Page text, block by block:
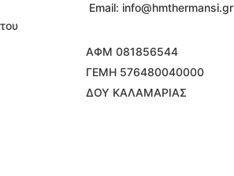
Email: info@hmthermansi.gr
ΑΦΜ 081856544
ΓΕΜΗ 576480040000
ΔΟΥ ΚΑΛΑΜΑΡΙΑΣ